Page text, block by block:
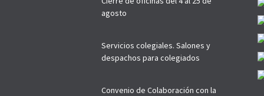
agosto
Servicios colegiales. Salones y
despachos para colegiados
Convenio de Colaboración con la